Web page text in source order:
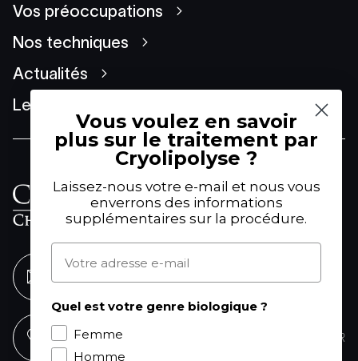
Vos préoccupations
Nos techniques
Actualités
Le Groupe
61 Avenue Franklin Delano
Roosevelt
75008 Paris
01 53 77 25 88 NOUS TROUVER
Vous voulez en savoir
plus sur le traitement par
Cryolipolyse ?
Laissez-nous votre e-mail et nous vous
enverrons des informations
supplémentaires sur la procédure.
Adresse e-mail
Quel est votre genre biologique ?
Femme
Homme